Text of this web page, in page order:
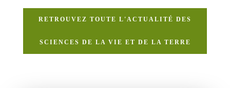
RETROUVEZ TOUTE L'ACTUALITÉ DES
SCIENCES DE LA VIE ET DE LA TERRE